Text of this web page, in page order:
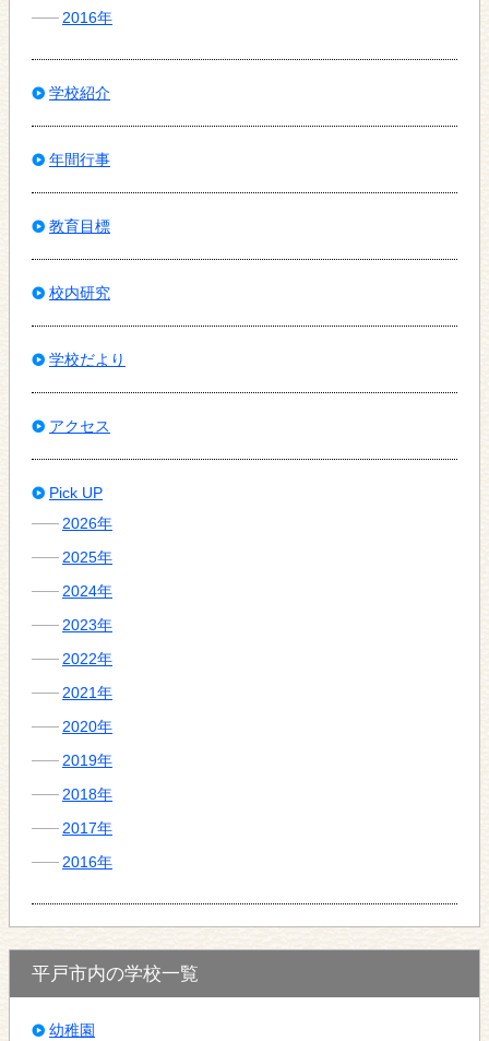
2016年
学校紹介
年間行事
教育目標
校内研究
学校だより
アクセス
Pick UP
2026年
2025年
2024年
2023年
2022年
2021年
2020年
2019年
2018年
2017年
2016年
平戸市内の学校一覧
幼稚園